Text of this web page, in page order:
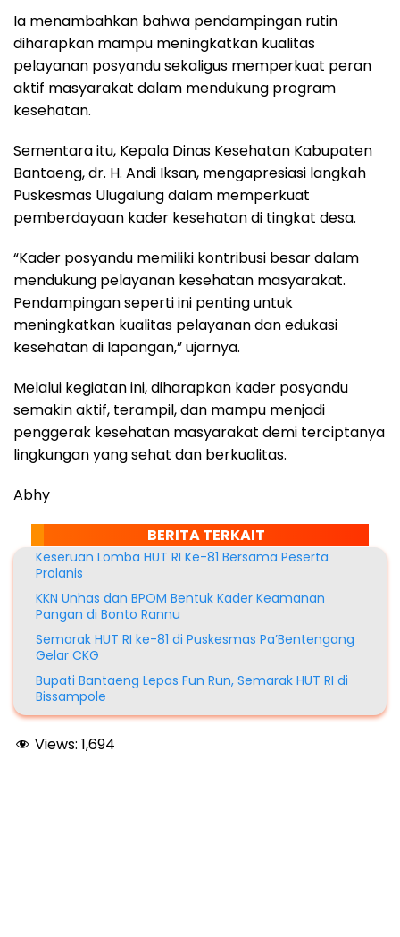
Ia menambahkan bahwa pendampingan rutin
diharapkan mampu meningkatkan kualitas
pelayanan posyandu sekaligus memperkuat peran
aktif masyarakat dalam mendukung program
kesehatan.
Sementara itu, Kepala Dinas Kesehatan Kabupaten
Bantaeng, dr. H. Andi Iksan, mengapresiasi langkah
Puskesmas Ulugalung dalam memperkuat
pemberdayaan kader kesehatan di tingkat desa.
“Kader posyandu memiliki kontribusi besar dalam
mendukung pelayanan kesehatan masyarakat.
Pendampingan seperti ini penting untuk
meningkatkan kualitas pelayanan dan edukasi
kesehatan di lapangan,” ujarnya.
Melalui kegiatan ini, diharapkan kader posyandu
semakin aktif, terampil, dan mampu menjadi
penggerak kesehatan masyarakat demi terciptanya
lingkungan yang sehat dan berkualitas.
Abhy
BERITA TERKAIT
Keseruan Lomba HUT RI Ke-81 Bersama Peserta
Prolanis
KKN Unhas dan BPOM Bentuk Kader Keamanan
Pangan di Bonto Rannu
Semarak HUT RI ke-81 di Puskesmas Pa’Bentengang
Gelar CKG
Bupati Bantaeng Lepas Fun Run, Semarak HUT RI di
Bissampole
Views: 1,694